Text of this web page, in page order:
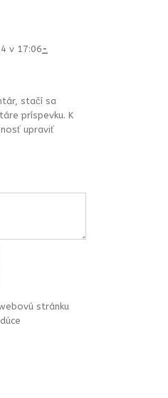
v 17:06 -
stačí sa
príspevku. K
upraviť
stránku